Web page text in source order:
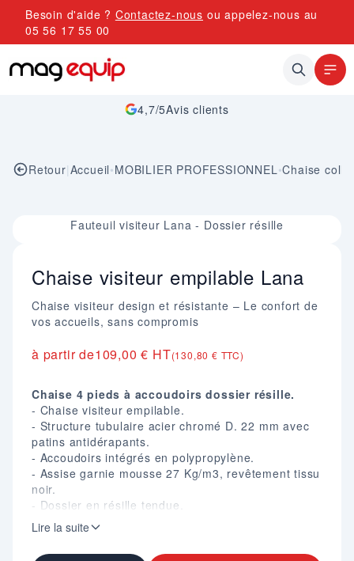
Allez au contenu
Besoin d'aide ? Contactez-nous ou appelez-nous au
05 56 17 55 00
4,7/5Avis clients
Retour|Accueil•MOBILIER PROFESSIONNEL•Chaise
Image 1 sur 1Fauteuil visiteur Lana - Dossier résille
Chaise visiteur empilable Lana
Chaise visiteur design et résistante – Le confort de
vos accueils, sans compromis
à partir de109,00 € HT(130,80 € TTC)
Chaise 4 pieds à accoudoirs dossier résille.
- Chaise visiteur empilable.
- Structure tubulaire acier chromé D. 22 mm avec
patins antidérapants.
- Accoudoirs intégrés en polypropylène.
- Assise garnie mousse 27 Kg/m3, revêtement tissu
noir.
- Dossier en résille tendue.
- Hauteur d'assise : 45 cm.
- Dim. (cm) : H. 85 X L. 56 X P. 59.
- Garantie 3 ans.
Lire la suite